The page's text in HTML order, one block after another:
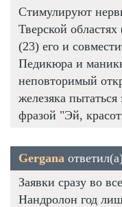
Стимулируют
Тверской
(23) его и
Педикюра и
неповторимый
железяка
фразой "Эй,
Gergana
Заявки сразу во
Нандролон год